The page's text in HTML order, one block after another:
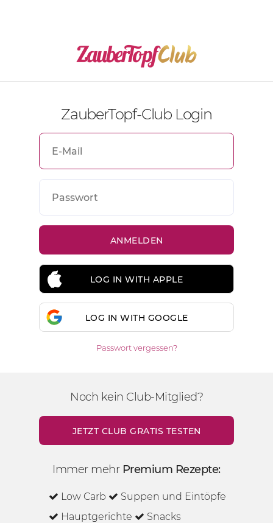
ZauberTopf-Club Login
LOG IN WITH APPLE
LOG IN WITH GOOGLE
Passwort vergessen?
Noch kein Club-Mitglied?
JETZT CLUB GRATIS TESTEN
Immer mehr Premium Rezepte:
Low Carb
Suppen und Eintöpfe
Hauptgerichte
Snacks